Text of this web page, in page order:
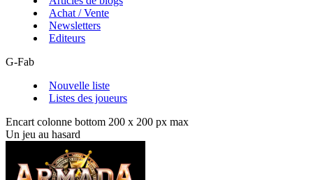
Achat / Vente
Newsletters
Editeurs
G-Fab
Nouvelle liste
Listes des joueurs
Encart colonne bottom 200 x 200 px max
Un jeu au hasard